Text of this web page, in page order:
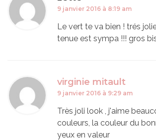
9 janvier 2016 à 8:19 am
Le vert te va bien ! trés
tenue est sympa !!! gros
virginie mitault
9 janvier 2016 à 9:29 am
Très joli look , j'aime
couleurs, la couleur du
yeux en valeur